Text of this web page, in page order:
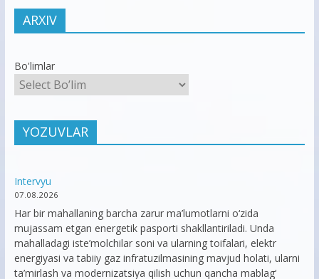
ARXIV
Bo'limlar
YOZUVLAR
Intervyu
07.08.2026
Har bir mahallaning barcha zarur ma’lumotlarni o‘zida
mujassam etgan energetik pasporti shakllantiriladi. Unda
mahalladagi iste’molchilar soni va ularning toifalari, elektr
energiyasi va tabiiy gaz infratuzilmasining mavjud holati, ularni
ta’mirlash va modernizatsiya qilish uchun qancha mablag‘